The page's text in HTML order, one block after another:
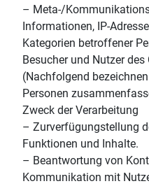
– Meta-/
Informationen, IP-
Kategorien betroffener
Besucher und Nutzer
(Nachfolgend
Personen
Zweck der Verarbeitung
– Zurverfügungstellung
Funktionen und Inhalte.
– Beantwortung von
Kommunikation mit